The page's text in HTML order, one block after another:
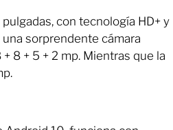
con tecnología HD+ y
sorprendente cámara
8 + 5 + 2 mp. Mientras que la